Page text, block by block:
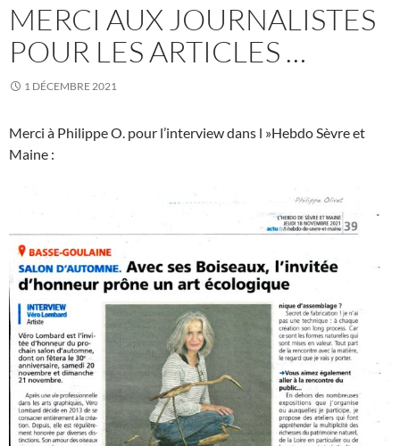
MERCI AUX JOURNALISTES
POUR LES ARTICLES …
1 DÉCEMBRE 2021
Merci à Philippe O. pour l’interview dans l »Hebdo Sèvre et
Maine :